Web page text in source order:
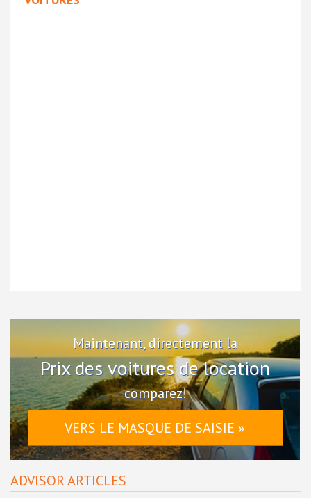
Maintenant, directement la
Prix des voitures de location
comparez!
VERS LE MASQUE DE SAISIE »
ADVISOR ARTICLES